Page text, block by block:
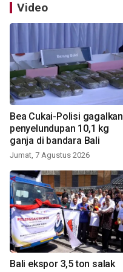
Video
Bea Cukai-Polisi gagalkan
penyelundupan 10,1 kg
ganja di bandara Bali
Jumat, 7 Agustus 2026
Bali ekspor 3,5 ton salak